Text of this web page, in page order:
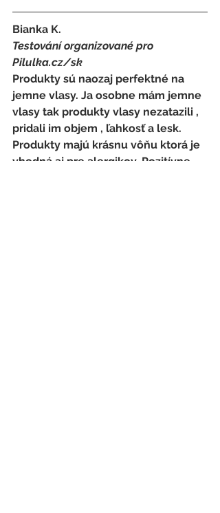
Bianka K.
Testování organizované pro
Pilulka.cz/sk
Produkty sú naozaj perfektné na
jemne vlasy. Ja osobne mám jemne
vlasy tak produkty vlasy nezatazili ,
pridali im objem , ľahkosť a lesk.
Produkty majú krásnu vôňu ktorá je
vhodná aj pre alergikov. Pozitívne